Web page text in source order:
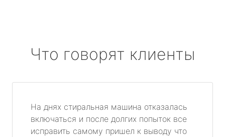
Что говорят клиенты
На днях стиральная машина отказалась
включаться и после долгих попыток все
исправить самому пришел к выводу что